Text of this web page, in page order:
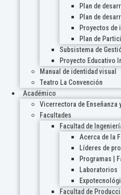
Plan de
Plan de
Proyectos de
Plan de
Subsistema de
Proyecto Educativo
Manual de identidad visual
Teatro La Convención
Académico
Vicerrectora de Enseñanza
Facultades
Facultad de
Acerca de la
Líderes de
Programas |
Laboratorios
Facultad de